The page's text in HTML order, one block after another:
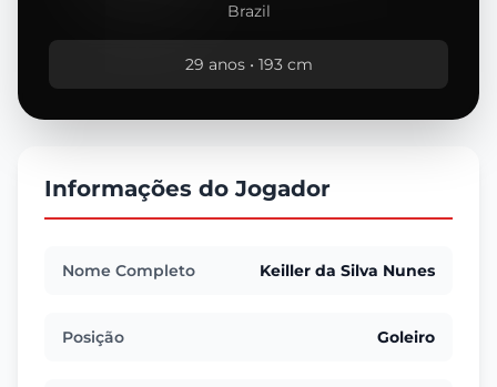
Brazil
29 anos • 193 cm
Informações do Jogador
Nome Completo Keiller da Silva Nunes
Posição Goleiro